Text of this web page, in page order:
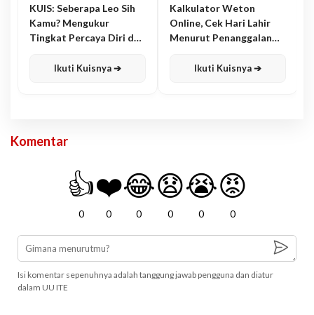
KUIS: Seberapa Leo Sih
Kamu? Mengukur
Tingkat Percaya Diri dan
Ikuti Kuisnya ➔
Kalkulator Weton
Online, Cek Hari Lahir
Menurut Penanggalan
Ikuti Kuisnya ➔
Komentar
👍
0
❤️
0
😂
0
😧
0
😭
0
😡
0
Isi komentar sepenuhnya adalah tanggung jawab pengguna dan diatur
dalam UU ITE